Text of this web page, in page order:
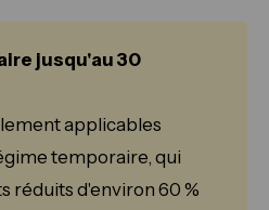
jusqu'au 30
applicables
temporaire, qui
réduits d'environ 60 %